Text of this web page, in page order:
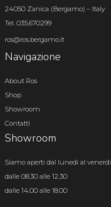
24050 Zanica (Bergamo) – Italy
Tel. 035.670299
ros@ros.bergamo.it
Navigazione
About Ros
Shop
Showroom
Contatti
Showroom
Siamo aperti dal lunedì al venerdì
dalle 08.30 alle 12.30
dalle 14.00 alle 18.00